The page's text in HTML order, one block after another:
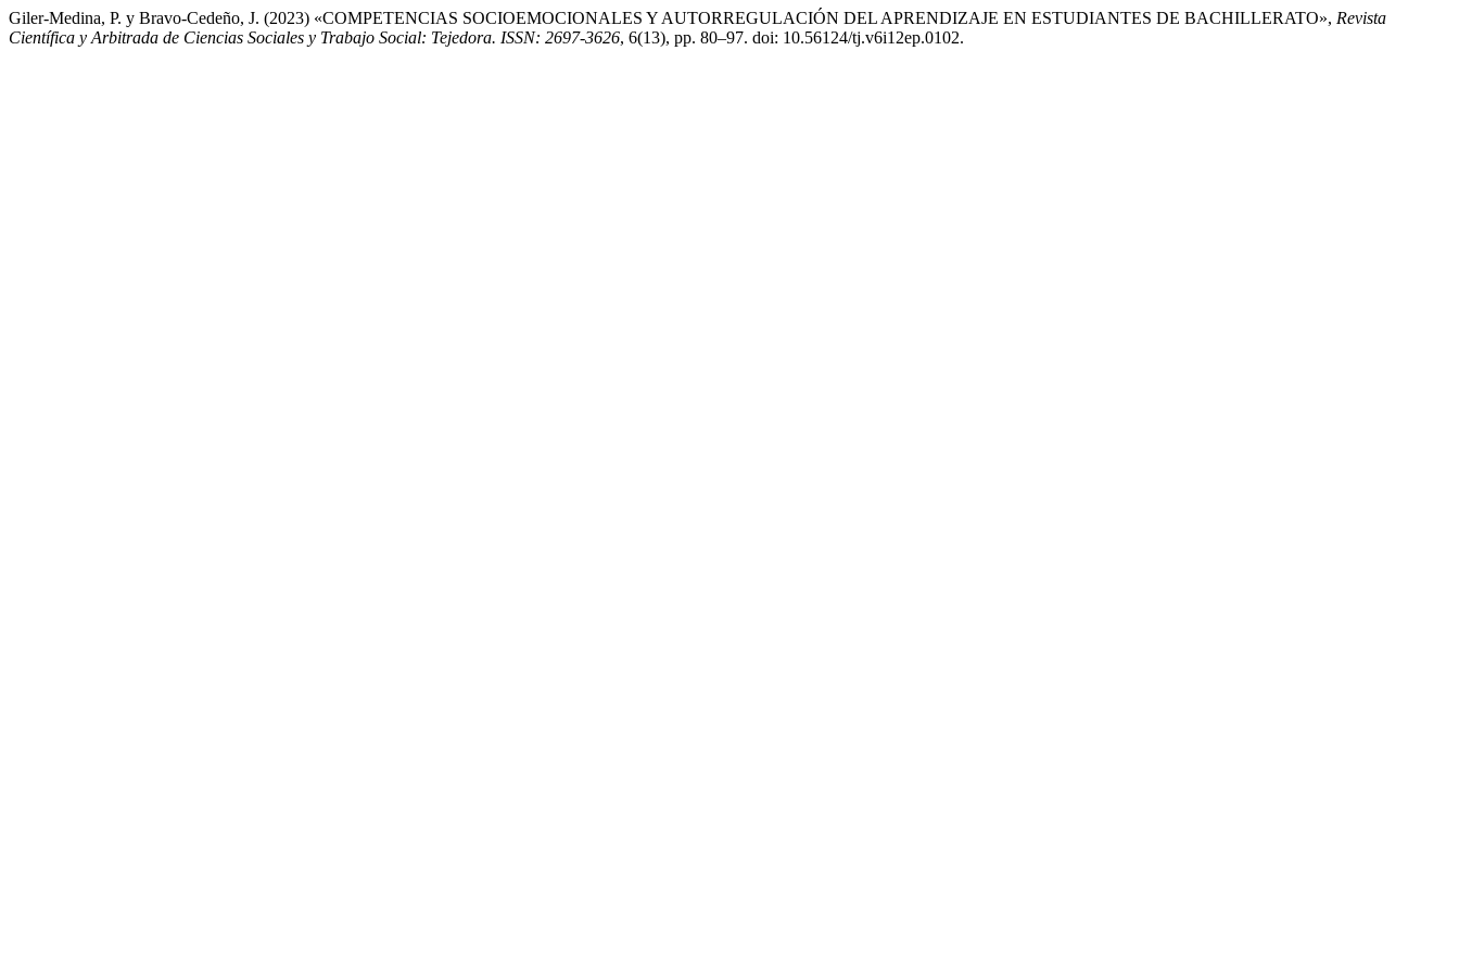
Giler-Medina, P. y Bravo-Cedeño, J. (2023) «COMPETENCIAS SOCIOEMOCIONALES Y AUTORREGULACIÓN DEL APRENDIZAJE EN ESTUDIANTES DE BACHILLERATO», Revista
Científica y Arbitrada de Ciencias Sociales y Trabajo Social: Tejedora. ISSN: 2697-3626, 6(13), pp. 80–97. doi: 10.56124/tj.v6i12ep.0102.